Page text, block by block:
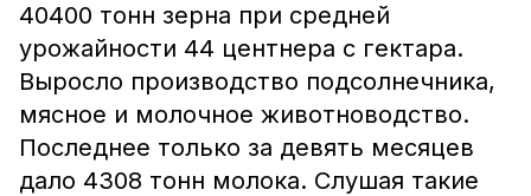
40400 тонн зерна при средней
урожайности 44 центнера с гектара.
Выросло производство подсолнечника,
мясное и молочное животноводство.
Последнее только за девять месяцев
дало 4308 тонн молока. Слушая такие